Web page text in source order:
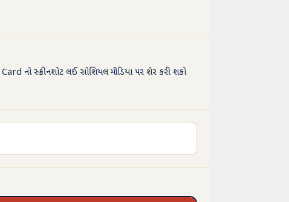
નો સ્ક્રીનશોટ લઈ સોશિયલ મીડિયા પર શેર કરી શકો